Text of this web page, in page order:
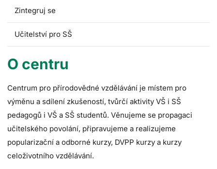
Zintegruj se
Učitelství pro SŠ
O centru
Centrum pro přírodovědné vzdělávání je místem pro
výměnu a sdílení zkušeností, tvůrčí aktivity VŠ i SŠ
pedagogů i VŠ a SŠ studentů. Věnujeme se propagaci
učitelského povolání, připravujeme a realizujeme
popularizační a odborné kurzy, DVPP kurzy a kurzy
celoživotního vzdělávání.